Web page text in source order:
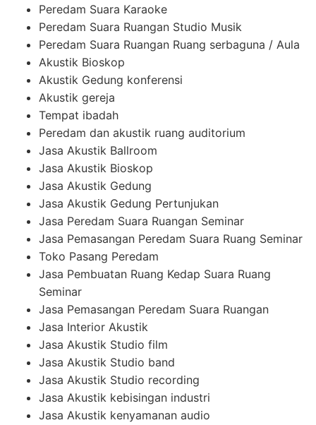
Peredam Suara Karaoke
Peredam Suara Ruangan Studio Musik
Peredam Suara Ruangan Ruang serbaguna / Aula
Akustik Bioskop
Akustik Gedung konferensi
Akustik gereja
Tempat ibadah
Peredam dan akustik ruang auditorium
Jasa Akustik Ballroom
Jasa Akustik Bioskop
Jasa Akustik Gedung
Jasa Akustik Gedung Pertunjukan
Jasa Peredam Suara Ruangan Seminar
Jasa Pemasangan Peredam Suara Ruang Seminar
Toko Pasang Peredam
Jasa Pembuatan Ruang Kedap Suara Ruang
Seminar
Jasa Pemasangan Peredam Suara Ruangan
Jasa Interior Akustik
Jasa Akustik Studio film
Jasa Akustik Studio band
Jasa Akustik Studio recording
Jasa Akustik kebisingan industri
Jasa Akustik kenyamanan audio